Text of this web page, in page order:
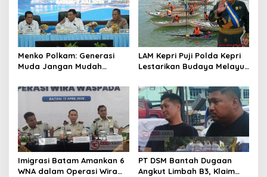
Menko Polkam: Generasi
Muda Jangan Mudah
Ruang Digital
LAM Kepri Puji Polda Kepri
Lestarikan Budaya Melayu
Sampan di Hari
Bhayangkara ke 80
Imigrasi Batam Amankan 6
WNA dalam Operasi Wira
PT DSM Bantah Dugaan
Angkut Limbah B3, Klaim